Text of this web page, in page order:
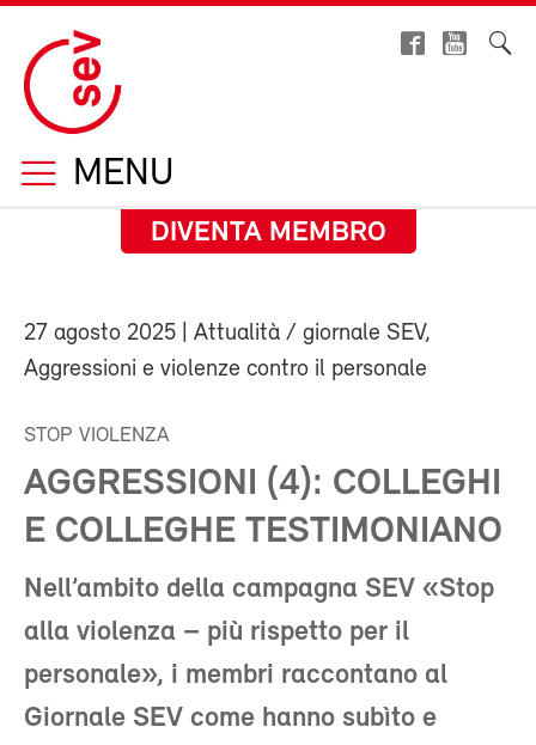
MENU
DIVENTA MEMBRO
27 agosto 2025 | Attualità / giornale SEV,
Aggressioni e violenze contro il personale
STOP VIOLENZA
AGGRESSIONI (4): COLLEGHI
E COLLEGHE TESTIMONIANO
Nell’ambito della campagna SEV «Stop
alla violenza – più rispetto per il
personale», i membri raccontano al
Giornale SEV come hanno subìto e